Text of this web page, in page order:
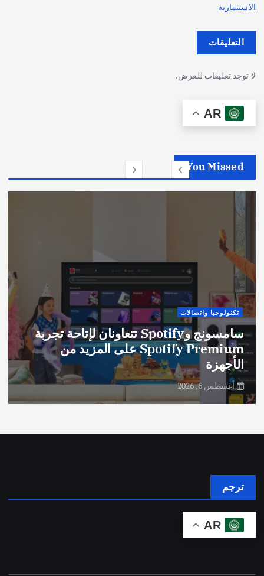
الاستثمارية
التعليقات
لا توجد تعليقات للعرض.
AR
You Missed
تكنولوجيا واتصالات
سامسونج وSpotify تتعاونان لإتاحة تجربة
Spotify Premium على المزيد من
الأجهزة
أغسطس 6, 2026
ترجم
AR